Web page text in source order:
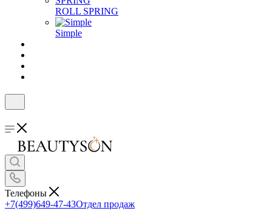
ROLL SPRING
Simple
Телефоны
+7(499)649-47-43Отдел продаж